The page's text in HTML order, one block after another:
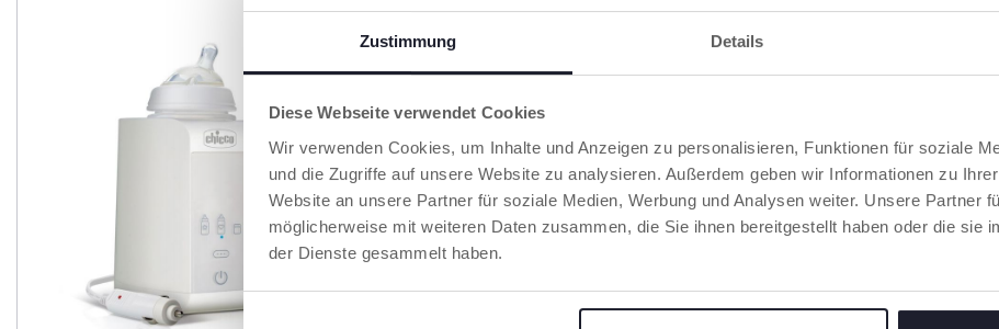
Zustimmung Details
Diese Webseite verwendet Cookies
Wir verwenden Cookies, um Inhalte und Anzeigen zu personalisieren, Funktionen für soziale
und die Zugriffe auf unsere Website zu analysieren. Außerdem geben wir Informationen zu
Website an unsere Partner für soziale Medien, Werbung und Analysen weiter. Unsere Partner
möglicherweise mit weiteren Daten zusammen, die Sie ihnen bereitgestellt haben oder die sie
der Dienste gesammelt haben.